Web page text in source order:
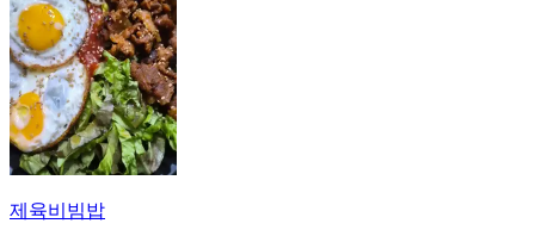
제육비빔밥